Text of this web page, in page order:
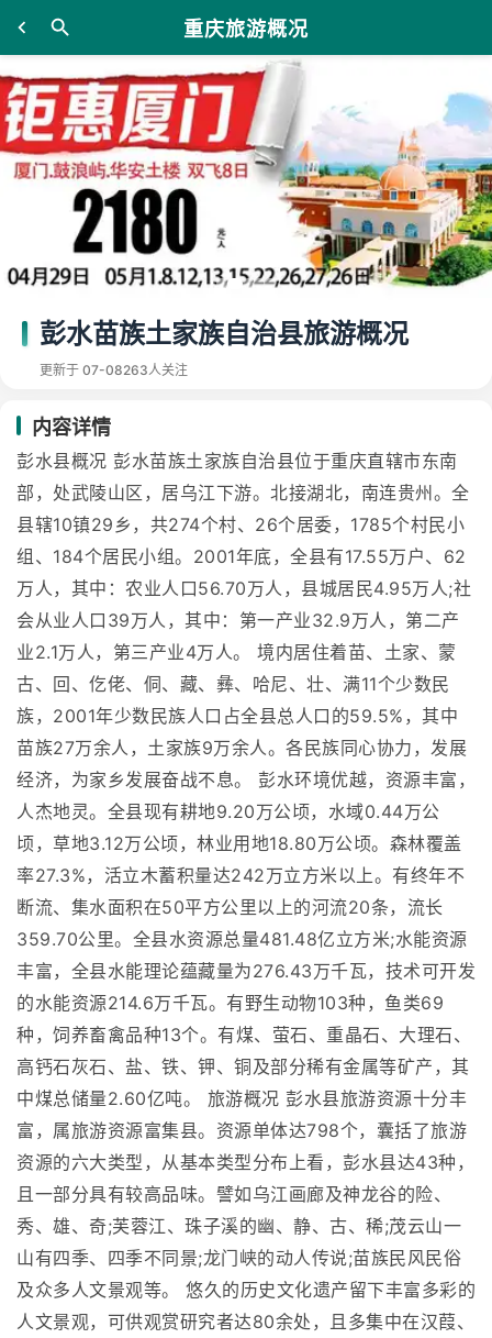
重庆旅游概况
彭水苗族土家族自治县旅游概况
更新于 07-08263人关注
内容详情
彭水县概况 彭水苗族土家族自治县位于重庆直辖市东南
部，处武陵山区，居乌江下游。北接湖北，南连贵州。全
县辖10镇29乡，共274个村、26个居委，1785个村民小
组、184个居民小组。2001年底，全县有17.55万户、62
万人，其中：农业人口56.70万人，县城居民4.95万人;社
会从业人口39万人，其中：第一产业32.9万人，第二产
业2.1万人，第三产业4万人。 境内居住着苗、土家、蒙
古、回、仡佬、侗、藏、彝、哈尼、壮、满11个少数民
族，2001年少数民族人口占全县总人口的59.5%，其中
苗族27万余人，土家族9万余人。各民族同心协力，发展
经济，为家乡发展奋战不息。 彭水环境优越，资源丰富，
人杰地灵。全县现有耕地9.20万公顷，水域0.44万公
顷，草地3.12万公顷，林业用地18.80万公顷。森林覆盖
率27.3%，活立木蓄积量达242万立方米以上。有终年不
断流、集水面积在50平方公里以上的河流20条，流长
359.70公里。全县水资源总量481.48亿立方米;水能资源
丰富，全县水能理论蕴藏量为276.43万千瓦，技术可开发
的水能资源214.6万千瓦。有野生动物103种，鱼类69
种，饲养畜禽品种13个。有煤、萤石、重晶石、大理石、
高钙石灰石、盐、铁、钾、铜及部分稀有金属等矿产，其
中煤总储量2.60亿吨。 旅游概况 彭水县旅游资源十分丰
富，属旅游资源富集县。资源单体达798个，囊括了旅游
资源的六大类型，从基本类型分布上看，彭水县达43种，
且一部分具有较高品味。譬如乌江画廊及神龙谷的险、
秀、雄、奇;芙蓉江、珠子溪的幽、静、古、稀;茂云山一
山有四季、四季不同景;龙门峡的动人传说;苗族民风民俗
及众多人文景观等。 悠久的历史文化遗产留下丰富多彩的
人文景观，可供观赏研究者达80余处，且多集中在汉葭、